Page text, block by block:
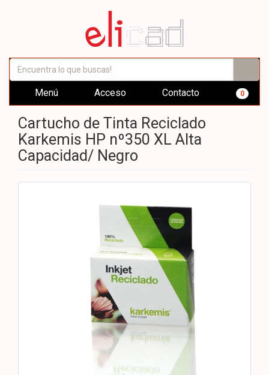
Menú Acceso Contacto 0
Cartucho de Tinta Reciclado
Karkemis HP nº350 XL Alta
Capacidad/ Negro